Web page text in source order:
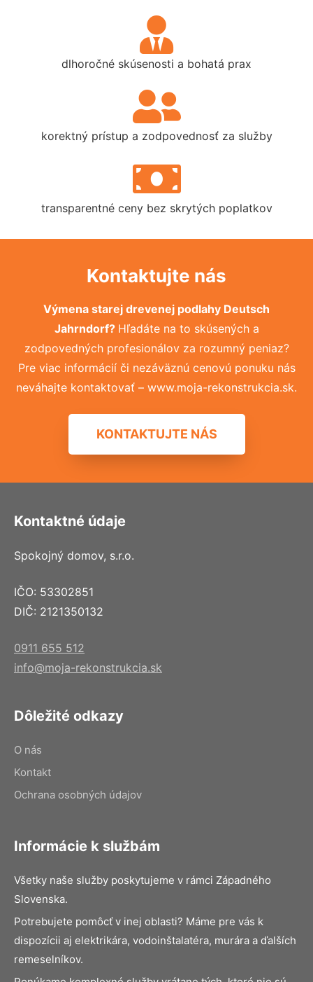
dlhoročné skúsenosti a bohatá prax
korektný prístup a zodpovednosť za služby
transparentné ceny bez skrytých poplatkov
Kontaktujte nás
Výmena starej drevenej podlahy Deutsch
Jahrndorf? Hľadáte na to skúsených a
zodpovedných profesionálov za rozumný peniaz?
Pre viac informácií či nezáväznú cenovú ponuku nás
neváhajte kontaktovať – www.moja-rekonstrukcia.sk.
KONTAKTUJTE NÁS
Kontaktné údaje
Spokojný domov, s.r.o.
IČO: 53302851
DIČ: 2121350132
0911 655 512
info@moja-rekonstrukcia.sk
Dôležité odkazy
O nás
Kontakt
Ochrana osobných údajov
Informácie k službám
Všetky naše služby poskytujeme v rámci Západného
Slovenska.
Potrebujete pomôcť v inej oblasti? Máme pre vás k
dispozícii aj elektrikára, vodoinštalatéra, murára a ďalších
remeselníkov.